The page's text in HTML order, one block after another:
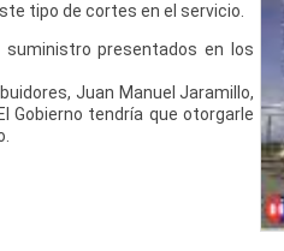
tipo de cortes en el servicio.
presentados en los
Juan Manuel Jaramillo,
Gobierno tendría que otorgarle